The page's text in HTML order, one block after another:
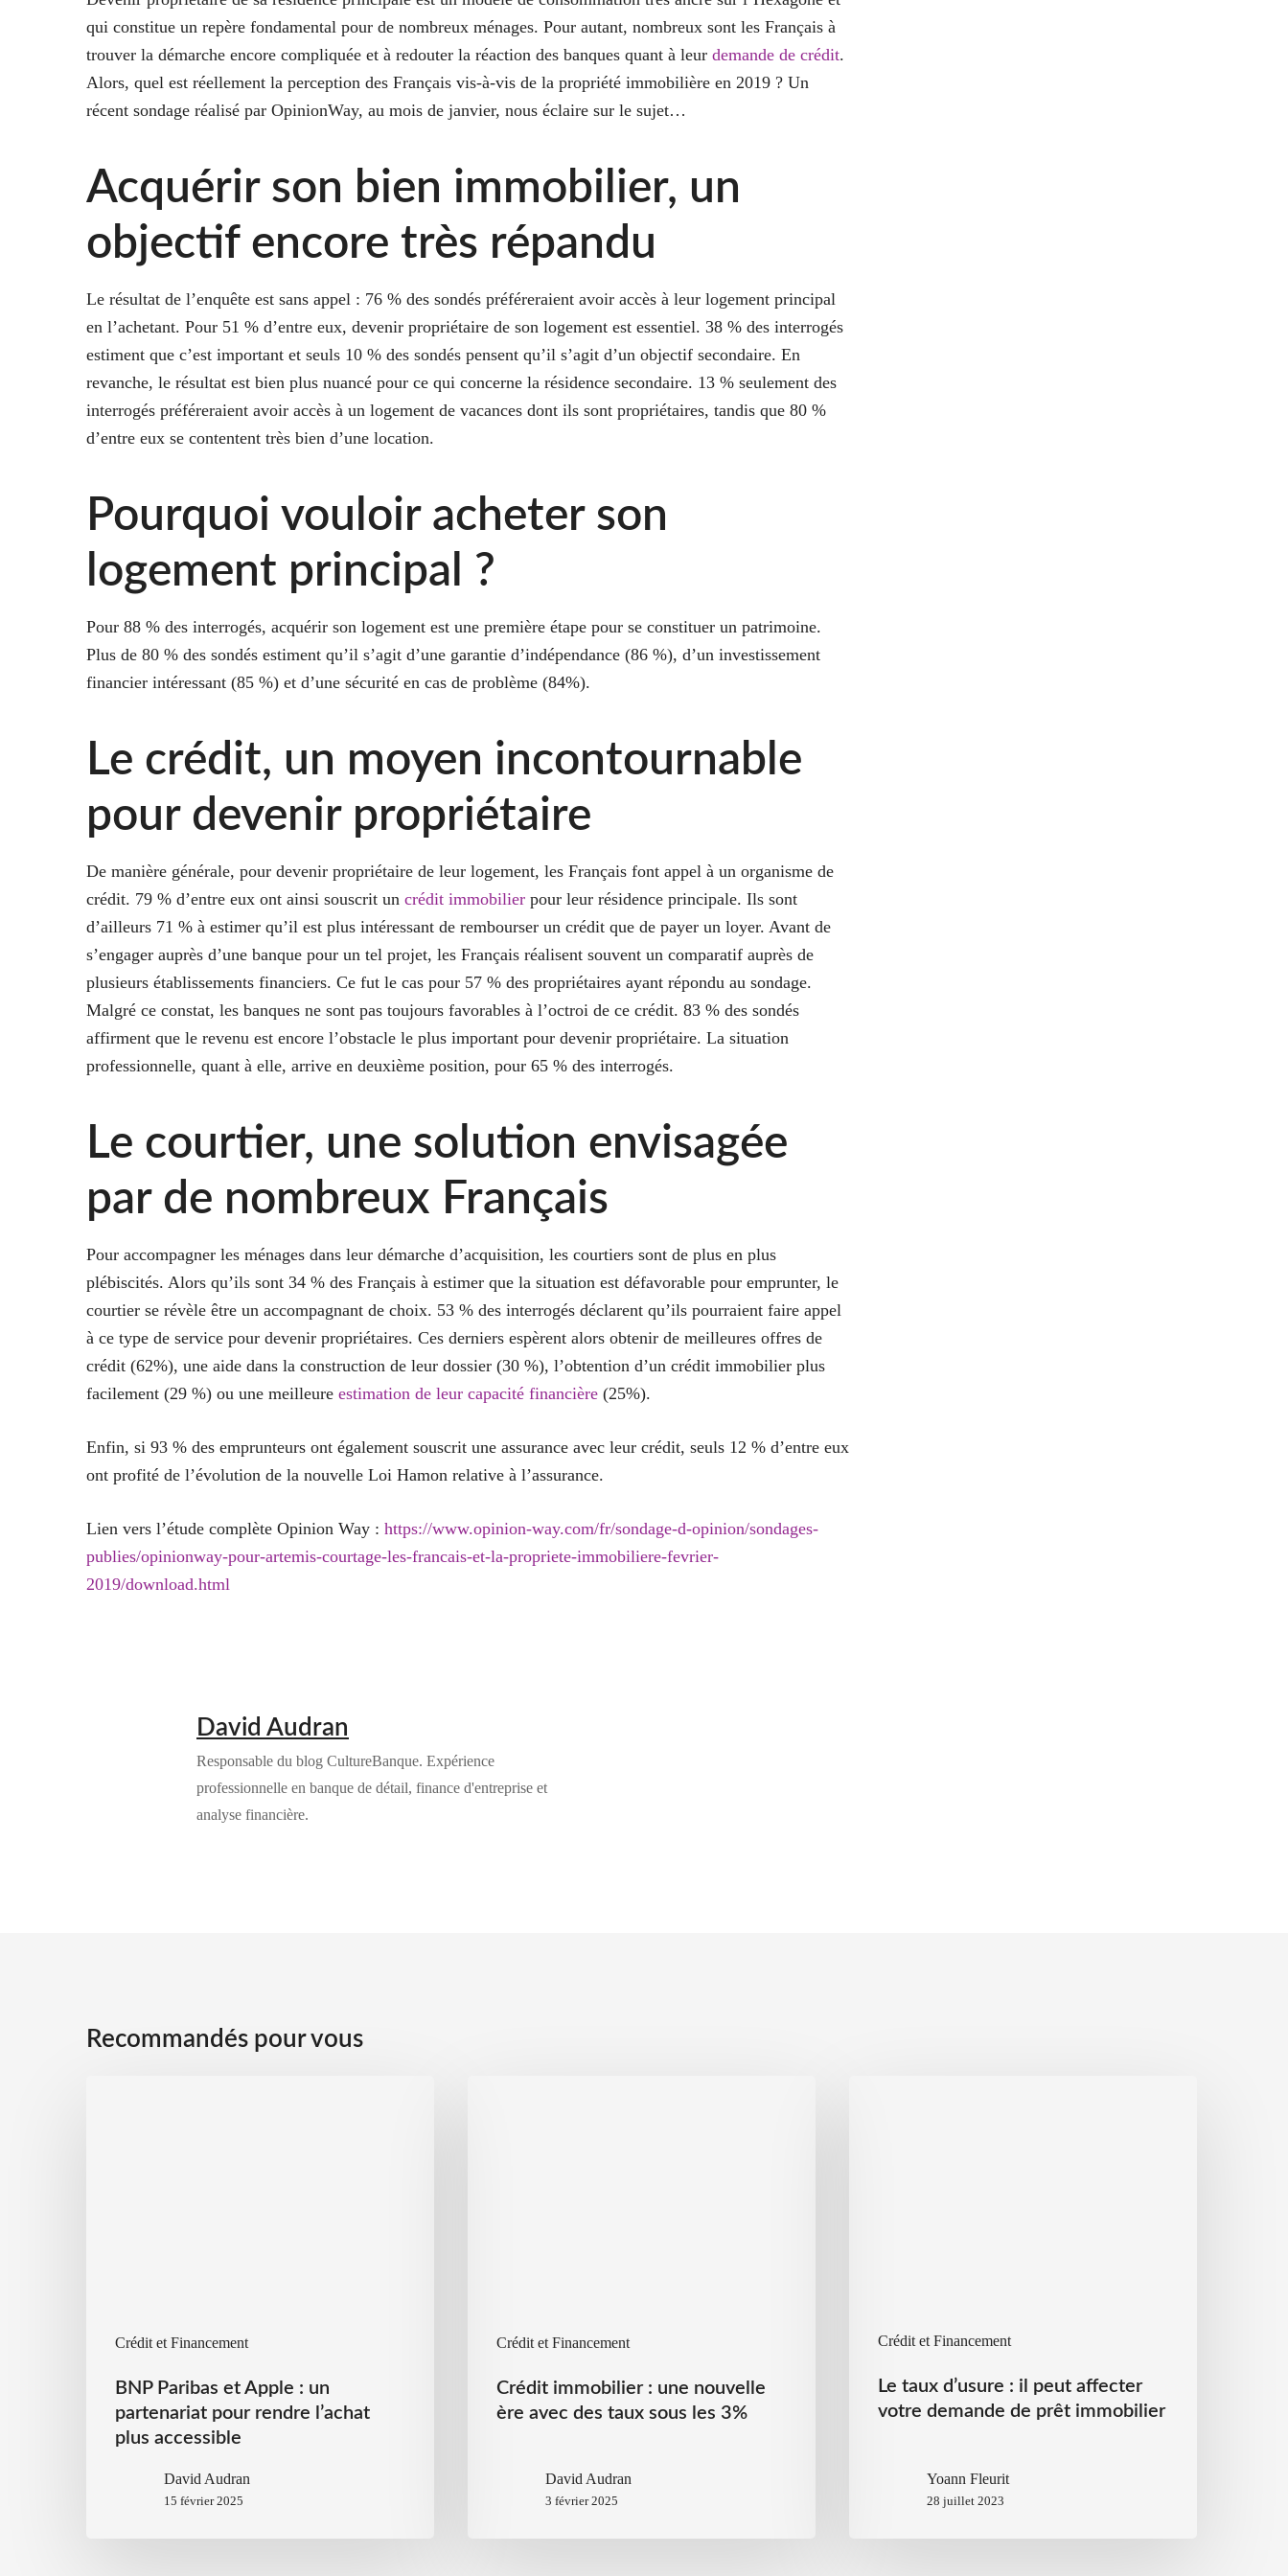
qui constitue un repère fondamental pour de nombreux ménages. Pour autant, nombreux sont les Français à
trouver la démarche encore compliquée et à redouter la réaction des banques quant à leur demande de crédit.
Alors, quel est réellement la perception des Français vis-à-vis de la propriété immobilière en 2019 ? Un
récent sondage réalisé par OpinionWay, au mois de janvier, nous éclaire sur le sujet…
Acquérir son bien immobilier, un
objectif encore très répandu
Le résultat de l’enquête est sans appel : 76 % des sondés préféreraient avoir accès à leur logement principal
en l’achetant. Pour 51 % d’entre eux, devenir propriétaire de son logement est essentiel. 38 % des interrogés
estiment que c’est important et seuls 10 % des sondés pensent qu’il s’agit d’un objectif secondaire. En
revanche, le résultat est bien plus nuancé pour ce qui concerne la résidence secondaire. 13 % seulement des
interrogés préféreraient avoir accès à un logement de vacances dont ils sont propriétaires, tandis que 80 %
d’entre eux se contentent très bien d’une location.
Pourquoi vouloir acheter son
logement principal ?
Pour 88 % des interrogés, acquérir son logement est une première étape pour se constituer un patrimoine.
Plus de 80 % des sondés estiment qu’il s’agit d’une garantie d’indépendance (86 %), d’un investissement
financier intéressant (85 %) et d’une sécurité en cas de problème (84%).
Le crédit, un moyen incontournable
pour devenir propriétaire
De manière générale, pour devenir propriétaire de leur logement, les Français font appel à un organisme de
crédit. 79 % d’entre eux ont ainsi souscrit un crédit immobilier pour leur résidence principale. Ils sont
d’ailleurs 71 % à estimer qu’il est plus intéressant de rembourser un crédit que de payer un loyer. Avant de
s’engager auprès d’une banque pour un tel projet, les Français réalisent souvent un comparatif auprès de
plusieurs établissements financiers. Ce fut le cas pour 57 % des propriétaires ayant répondu au sondage.
Malgré ce constat, les banques ne sont pas toujours favorables à l’octroi de ce crédit. 83 % des sondés
affirment que le revenu est encore l’obstacle le plus important pour devenir propriétaire. La situation
professionnelle, quant à elle, arrive en deuxième position, pour 65 % des interrogés.
Le courtier, une solution envisagée
par de nombreux Français
Pour accompagner les ménages dans leur démarche d’acquisition, les courtiers sont de plus en plus
plébiscités. Alors qu’ils sont 34 % des Français à estimer que la situation est défavorable pour emprunter, le
courtier se révèle être un accompagnant de choix. 53 % des interrogés déclarent qu’ils pourraient faire appel
à ce type de service pour devenir propriétaires. Ces derniers espèrent alors obtenir de meilleures offres de
crédit (62%), une aide dans la construction de leur dossier (30 %), l’obtention d’un crédit immobilier plus
facilement (29 %) ou une meilleure estimation de leur capacité financière (25%).
Enfin, si 93 % des emprunteurs ont également souscrit une assurance avec leur crédit, seuls 12 % d’entre eux
ont profité de l’évolution de la nouvelle Loi Hamon relative à l’assurance.
Lien vers l’étude complète Opinion Way : https://www.opinion-way.com/fr/sondage-d-opinion/sondages-
publies/opinionway-pour-artemis-courtage-les-francais-et-la-propriete-immobiliere-fevrier-
2019/download.html
David Audran
Responsable du blog CultureBanque. Expérience
professionnelle en banque de détail, finance d'entreprise et
analyse financière.
Recommandés pour vous
Crédit et Financement
BNP Paribas et Apple : un
partenariat pour rendre l’achat
plus accessible
David Audran
15 février 2025
Crédit et Financement
Crédit immobilier : une nouvelle
ère avec des taux sous les 3%
David Audran
3 février 2025
Crédit et Financement
Le taux d’usure : il peut affecter
votre demande de prêt immobilier
Yoann Fleurit
28 juillet 2023